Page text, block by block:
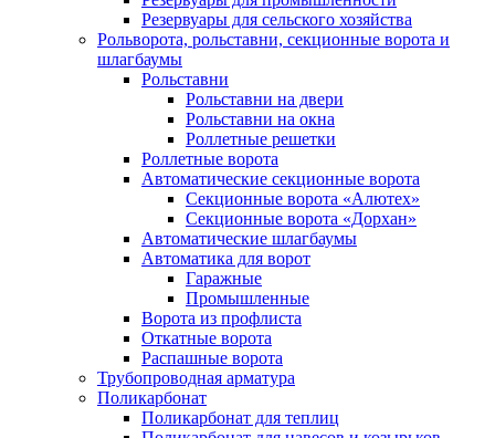
Резервуары для сельского хозяйства
Рольворота, рольставни, секционные ворота и
шлагбаумы
Рольставни
Рольставни на двери
Рольставни на окна
Роллетные решетки
Роллетные ворота
Автоматические секционные ворота
Секционные ворота «Алютех»
Секционные ворота «Дорхан»
Автоматические шлагбаумы
Автоматика для ворот
Гаражные
Промышленные
Ворота из профлиста
Откатные ворота
Распашные ворота
Трубопроводная арматура
Поликарбонат
Поликарбонат для теплиц